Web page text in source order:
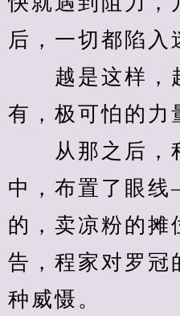
后，一切都陷入
越是这样，
有，极可怕的力
从那之后，
中，布置了眼
的，卖凉粉的摊
告，程家对罗冠
种威慑。